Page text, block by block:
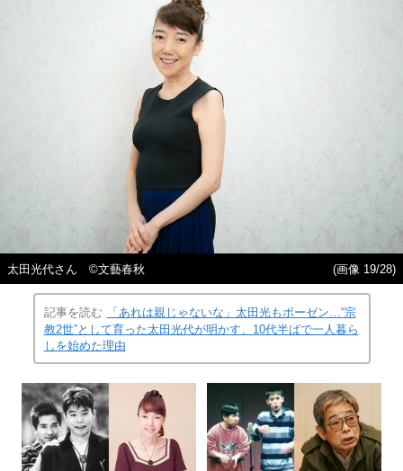
太田光代さん ©文藝春秋 (画像 19/28)
記事を読む
「あれは親じゃないな」太田光もボーゼン…“宗
教2世”として育った太田光代が明かす、10代半ばで一人暮ら
しを始めた理由